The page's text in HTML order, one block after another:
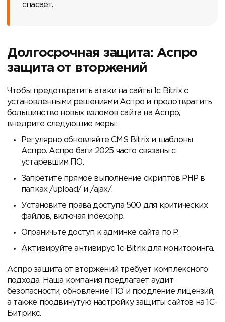
спасает.
Долгосрочная защита: Аспро
защита от вторжений
Чтобы предотвратить атаки на сайты 1с Bitrix с
установленными решениями Аспро и предотвратить
большинство новых взломов сайта на Аспро,
внедрите следующие меры:
Регулярно обновляйте CMS Bitrix и шаблоны
Аспро. Аспро баги 2025 часто связаны с
устаревшим ПО.
Запретите прямое выполнение скриптов PHP в
папках /upload/ и /ajax/.
Установите права доступа 500 для критических
файлов, включая index.php.
Ограничьте доступ к админке сайта по P.
Активируйте антивирус 1с-Bitrix для мониторинга.
Аспро защита от вторжений требует комплексного
подхода. Наша компания предлагает аудит
безопасности, обновление ПО и продление лицензий,
а также продвинутую настройку защиты сайтов на 1С-
Битрикс.